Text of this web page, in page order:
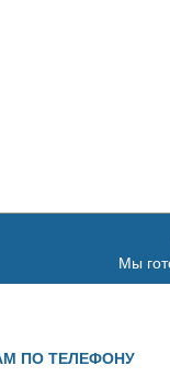
Мы
ПО ТЕЛЕФОНУ